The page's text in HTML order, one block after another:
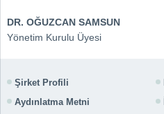
DR. OĞUZCAN SAMSUN
Yönetim Kurulu Üyesi
Şirket Profili
Aydınlatma Metni